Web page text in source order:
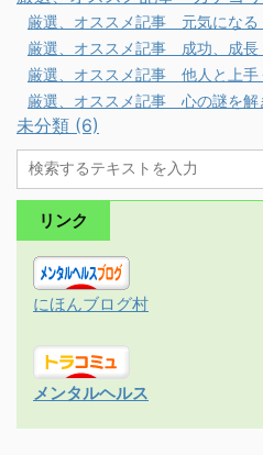
厳選、オススメ記事 元気になる
厳選、オススメ記事 成功、成長
厳選、オススメ記事 他人と上手
厳選、オススメ記事 心の謎を解
未分類 (6)
リンク
にほんブログ村
メンタルヘルス